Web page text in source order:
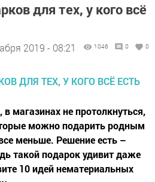
для тех, у кого всё
2019 - 08:21 1046 0 0
в магазинах не протолкнуться,
можно подарить родным
меньше. Решение есть –
такой подарок удивит даже
10 идей нематериальных